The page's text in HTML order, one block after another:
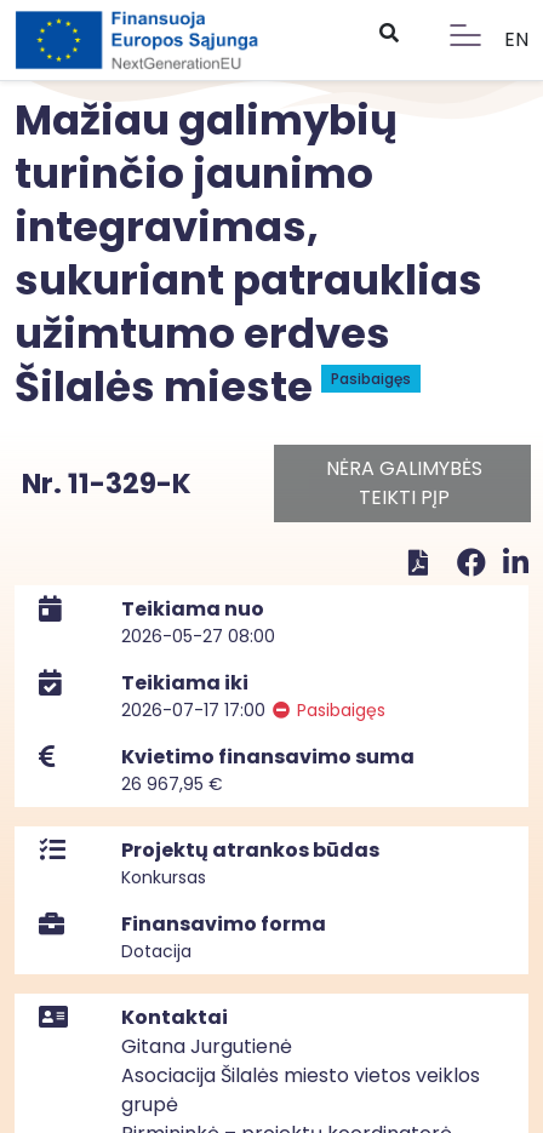
EN
Mažiau galimybių
turinčio jaunimo
integravimas,
sukuriant patrauklias
užimtumo erdves
Šilalės mieste
Pasibaigęs
Nr. 11-329-K
NĖRA GALIMYBĖS
TEIKTI PĮP
Teikiama nuo
2026-05-27 08:00
Teikiama iki
2026-07-17 17:00 Pasibaigęs
Kvietimo finansavimo suma
26 967,95 €
Projektų atrankos būdas
Konkursas
Finansavimo forma
Dotacija
Kontaktai
Gitana Jurgutienė
Asociacija Šilalės miesto vietos veiklos
grupė